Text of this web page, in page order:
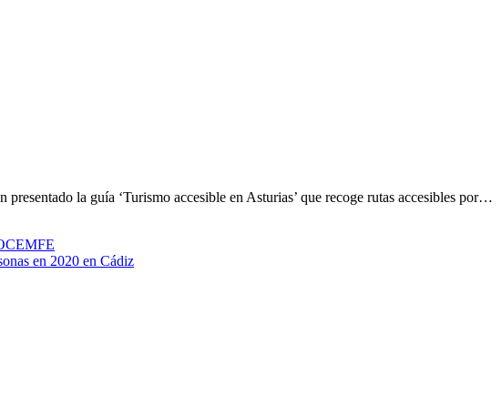
la guía ‘Turismo accesible en Asturias’ que recoge rutas accesibles por…
en 2020 en Cádiz